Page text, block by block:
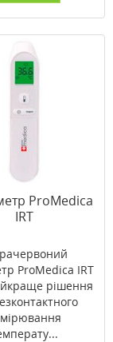
ProMedica
IRT
ProMedica IRT
рішення